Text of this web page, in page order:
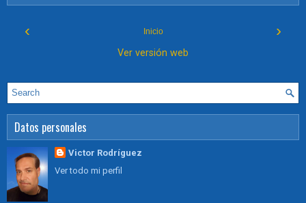
‹ ›
Inicio
Ver versión web
Datos personales
Victor Rodríguez
Ver todo mi perfil